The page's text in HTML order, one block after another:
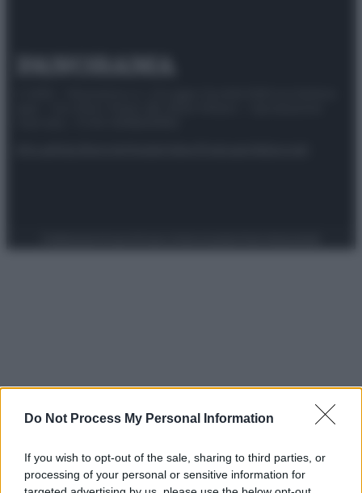
Do Not Process My Personal Information
If you wish to opt-out of the sale, sharing to third parties, or
processing of your personal or sensitive information for